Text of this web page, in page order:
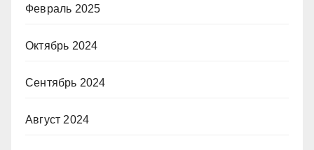
Февраль 2025
Октябрь 2024
Сентябрь 2024
Август 2024